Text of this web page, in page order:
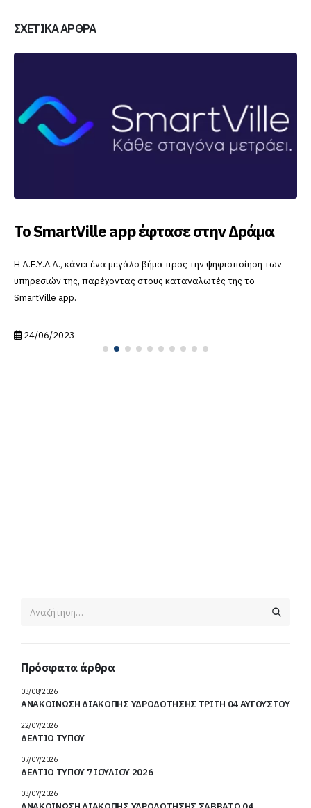
ΣΧΕΤΙΚΆ ΆΡΘΡΑ
Το SmartVille app έφτασε στην Δράμα
Η Δ.Ε.Υ.Α.Δ., κάνει ένα μεγάλο βήμα προς την ψηφιοποίηση των
υπηρεσιών της, παρέχοντας στους καταναλωτές της το
SmartVille app.
24/06/2023
Πρόσφατα άρθρα
ΑΝΑΚΟΙΝΩΣΗ ΔΙΑΚΟΠΗΣ ΥΔΡΟΔΟΤΗΣΗΣ ΤΡΙΤΗ 04 ΑΥΓΟΥΣΤΟΥ
03/08/2026
ΔΕΛΤΙΟ ΤΥΠΟΥ
22/07/2026
ΔΕΛΤΙΟ ΤΥΠΟΥ 7 ΙΟΥΛΙΟΥ 2026
07/07/2026
ΑΝΑΚΟΙΝΩΣΗ ΔΙΑΚΟΠΗΣ ΥΔΡΟΔΟΤΗΣΗΣ ΣΑΒΒΑΤΟ 04
03/07/2026